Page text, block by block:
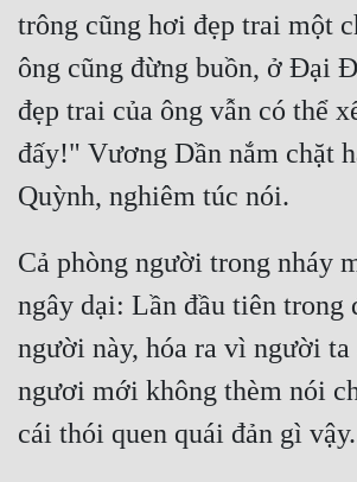
trông cũng hơi đẹp trai một
ông cũng đừng buồn, ở Đại
đẹp trai của ông vẫn có thể
đấy!" Vương Dần nắm chặt
Cả phòng người trong nháy
ngây dại: Lần đầu tiên trong
người này, hóa ra vì người ta
ngươi mới không thèm nói